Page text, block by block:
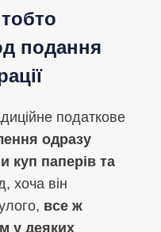
подання
податкове
одразу
куп паперів та
хоча він
все ж
у деяких